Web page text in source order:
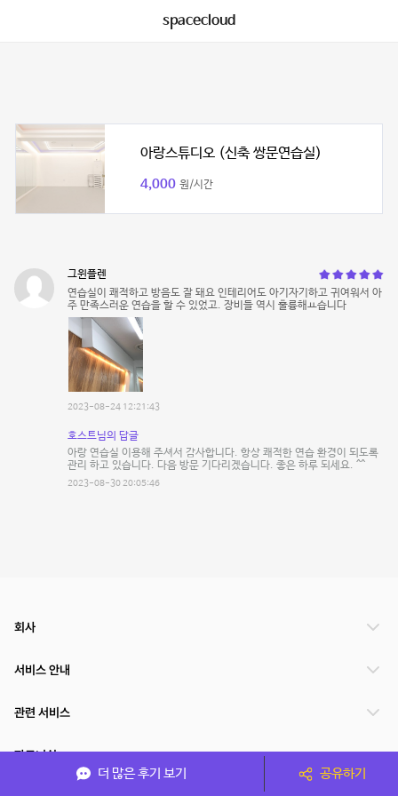
spacecloud
아랑스튜디오 (신축 쌍문연습실)
4,000 원/시간
그윈플렌
연습실이 쾌적하고 방음도 잘 돼요 인테리어도 아기자기하고 귀여워서 아
주 만족스러운 연습을 할 수 있었고. 장비들 역시 훌륭해ㅛ습니다
2023-08-24 12:21:43
호스트님의 답글
아랑 연습실 이용해 주셔서 감사합니다. 항상 쾌적한 연습 환경이 되도록
관리 하고 있습니다. 다음 방문 기다리겠습니다. 좋은 하루 되세요. ^^
2023-08-30 20:05:46
더 많은 후기 보기 공유하기
회사
서비스 안내
관련 서비스
파트너쉽